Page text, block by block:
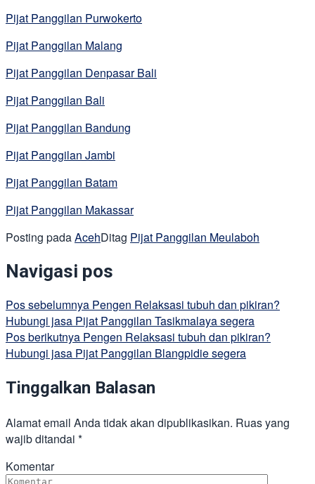
Pijat Panggilan Purwokerto
Pijat Panggilan Malang
Pijat Panggilan Denpasar Bali
Pijat Panggilan Bali
Pijat Panggilan Bandung
Pijat Panggilan Jambi
Pijat Panggilan Batam
Pijat Panggilan Makassar
Posting padaAcehDitag Pijat Panggilan Meulaboh
Navigasi pos
Pos sebelumnya Pengen Relaksasi tubuh dan pikiran?
Hubungi jasa Pijat Panggilan Tasikmalaya segera
Pos berikutnya Pengen Relaksasi tubuh dan pikiran?
Hubungi jasa Pijat Panggilan Blangpidie segera
Tinggalkan Balasan
Alamat email Anda tidak akan dipublikasikan. Ruas yang
wajib ditandai *
Komentar